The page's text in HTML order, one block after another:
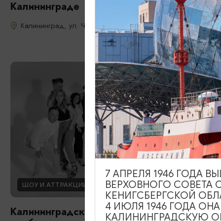
Калининграде
Калининград, ул. Чекистов, 20
ШОУ И АТТРАКЦИИ
Калининградский Стендап клуб/Stand Up
7 АПРЕЛЯ 1946 ГОДА
ВЕРХОВНОГО СОВЕТА
КЕНИГСБЕРГСКОЙ
4 ИЮЛЯ 1946 ГОДА
КАЛИНИНГРАДСКУЮ